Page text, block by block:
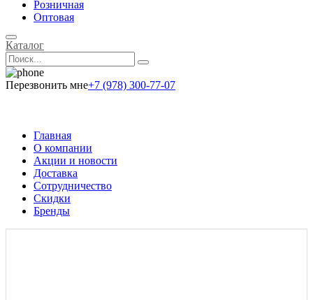
Розничная
Оптовая
Каталог
Перезвонить мне+7 (978) 300-77-07
Главная
О компании
Акции и новости
Доставка
Сотрудничество
Скидки
Бренды